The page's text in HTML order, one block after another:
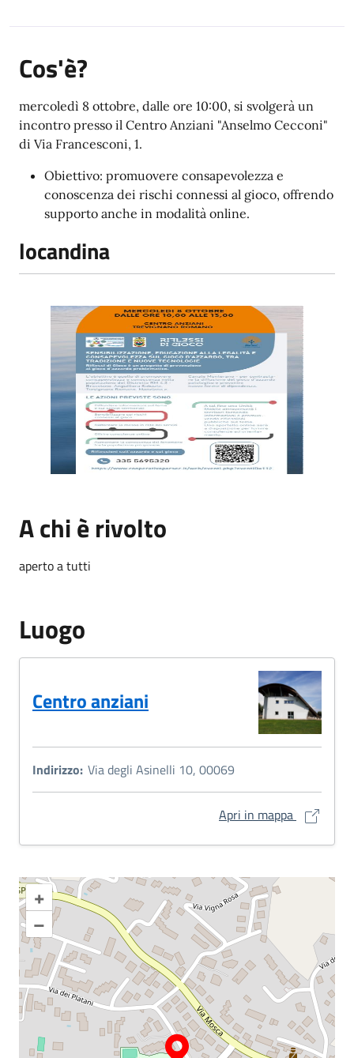
Cos'è?
mercoledì 8 ottobre, dalle ore 10:00, si svolgerà un
incontro presso il Centro Anziani "Anselmo Cecconi"
di Via Francesconi, 1.
Obiettivo: promuovere consapevolezza e
conoscenza dei rischi connessi al gioco, offrendo
supporto anche in modalità online.
locandina
A chi è rivolto
aperto a tutti
Luogo
Centro anziani
Indirizzo: Via degli Asinelli 10, 00069
Apri in mappa Centro
+
–